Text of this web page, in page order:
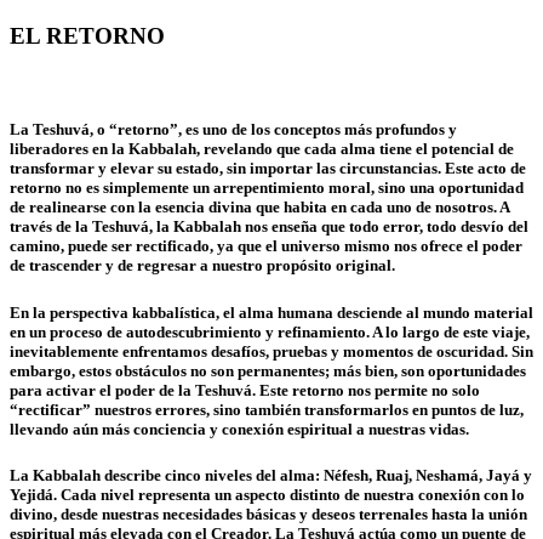
EL RETORNO
La Teshuvá, o “retorno”, es uno de los conceptos más profundos y
liberadores en la Kabbalah, revelando que cada alma tiene el potencial de
transformar y elevar su estado, sin importar las circunstancias. Este acto de
retorno no es simplemente un arrepentimiento moral, sino una oportunidad
de realinearse con la esencia divina que habita en cada uno de nosotros. A
través de la Teshuvá, la Kabbalah nos enseña que todo error, todo desvío del
camino, puede ser rectificado, ya que el universo mismo nos ofrece el poder
de trascender y de regresar a nuestro propósito original.
En la perspectiva kabbalística, el alma humana desciende al mundo material
en un proceso de autodescubrimiento y refinamiento. A lo largo de este viaje,
inevitablemente enfrentamos desafíos, pruebas y momentos de oscuridad. Sin
embargo, estos obstáculos no son permanentes; más bien, son oportunidades
para activar el poder de la Teshuvá. Este retorno nos permite no solo
“rectificar” nuestros errores, sino también transformarlos en puntos de luz,
llevando aún más conciencia y conexión espiritual a nuestras vidas.
La Kabbalah describe cinco niveles del alma: Néfesh, Ruaj, Neshamá, Jayá y
Yejidá. Cada nivel representa un aspecto distinto de nuestra conexión con lo
divino, desde nuestras necesidades básicas y deseos terrenales hasta la unión
espiritual más elevada con el Creador. La Teshuvá actúa como un puente de